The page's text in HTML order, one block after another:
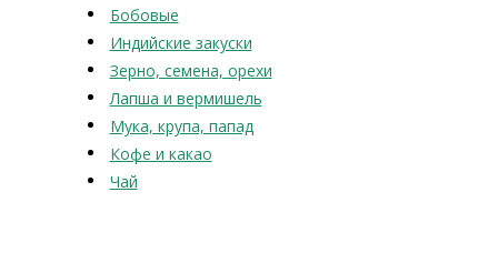
Бобовые
Индийские закуски
Зерно, семена, орехи
Лапша и вермишель
Мука, крупа, папад
Кофе и какао
Чай